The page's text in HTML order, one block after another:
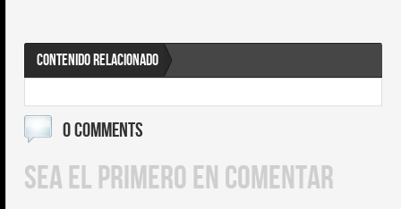
CONTENIDO RELACIONADO
0 COMMENTS
SEA EL PRIMERO EN COMENTAR